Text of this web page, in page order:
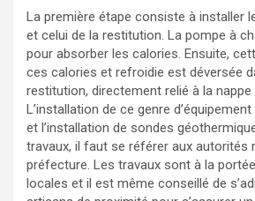
La première étape consiste à installer
et celui de la restitution. La pompe à
pour absorber les calories. Ensuite,
ces calories et refroidie est déversée
restitution, directement relié à la nappe
L’installation de ce genre
et l’installation de sondes
travaux, il faut se référer aux autorités
préfecture. Les travaux sont à la
locales et il est même conseillé de